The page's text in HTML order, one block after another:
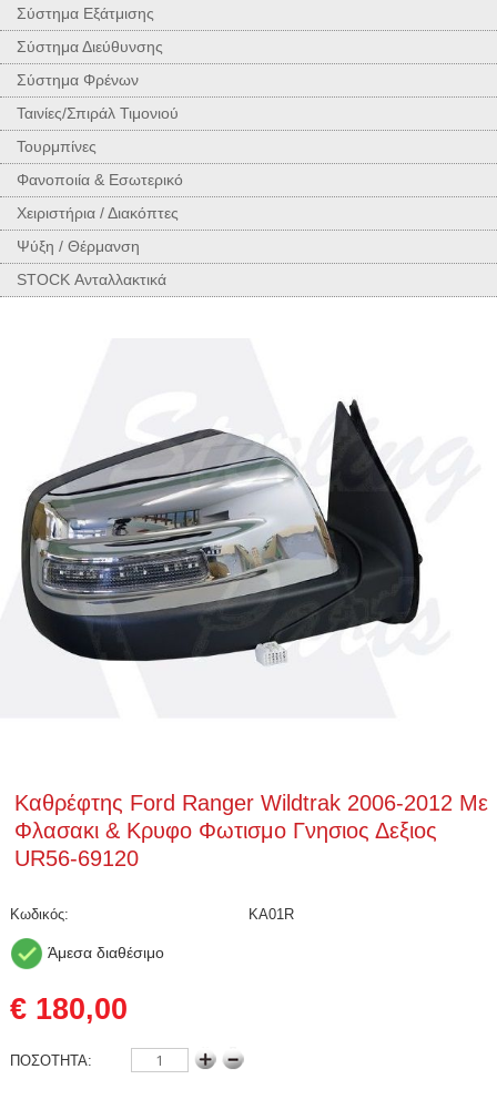
Σύστημα Εξάτμισης
Σύστημα Διεύθυνσης
Σύστημα Φρένων
Ταινίες/Σπιράλ Τιμονιού
Τουρμπίνες
Φανοποιία & Εσωτερικό
Χειριστήρια / Διακόπτες
Ψύξη / Θέρμανση
STOCK Ανταλλακτικά
Καθρέφτης Ford Ranger Wildtrak 2006-2012 Με
Φλασακι & Κρυφο Φωτισμο Γνησιος Δεξιος
UR56-69120
Κωδικός: KA01R
Άμεσα διαθέσιμο
€ 180,00
ΠΟΣΟΤΗΤΑ: